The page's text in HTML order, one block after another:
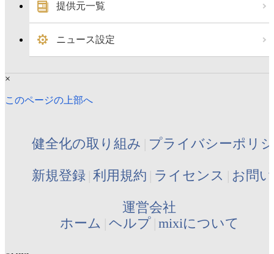
提供元一覧
ニュース設定
×
このページの上部へ
健全化の取り組み プライバシーポリ
新規登録 利用規約 ライセンス お問
運営会社
ホーム ヘルプ mixiについて